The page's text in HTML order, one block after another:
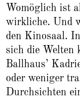
Womöglich ist
wirkliche. Und
den Kinosaal.
sich die Welten
Ballhaus’
oder weniger
Durchsichten